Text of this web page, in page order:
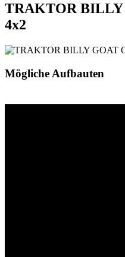
TRAKTOR
4x2
Mögliche Aufbauten